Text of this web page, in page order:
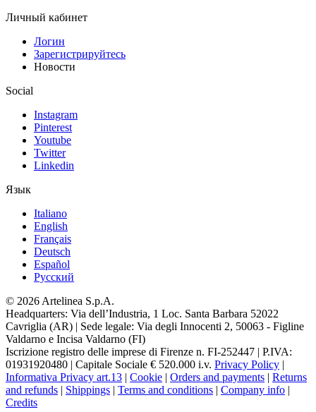
Личный кабинет
Логин
Зарегистрируйтесь
Новости
Social
Instagram
Pinterest
Youtube
Twitter
Linkedin
Язык
Italiano
English
Français
Deutsch
Español
Pусский
© 2026 Artelinea S.p.A.
Headquarters: Via dell’Industria, 1 Loc. Santa Barbara 52022
Cavriglia (AR) | Sede legale: Via degli Innocenti 2, 50063 - Figline
Valdarno e Incisa Valdarno (FI)
Iscrizione registro delle imprese di Firenze n. FI-252447 | P.IVA:
01931920480 | Capitale Sociale € 520.000 i.v. Privacy Policy |
Informativa Privacy art.13 | Cookie | Orders and payments | Returns
and refunds | Shippings | Terms and conditions | Company info |
Credits